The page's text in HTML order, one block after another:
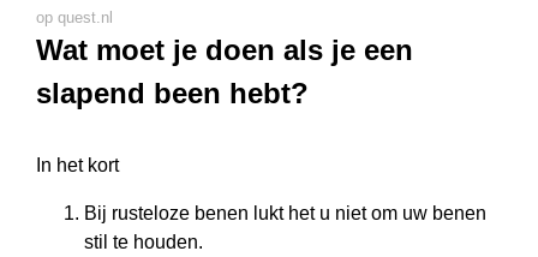
op quest.nl
Wat moet je doen als je een
slapend been hebt?
In het kort
Bij rusteloze benen lukt het u niet om uw benen
stil te houden.